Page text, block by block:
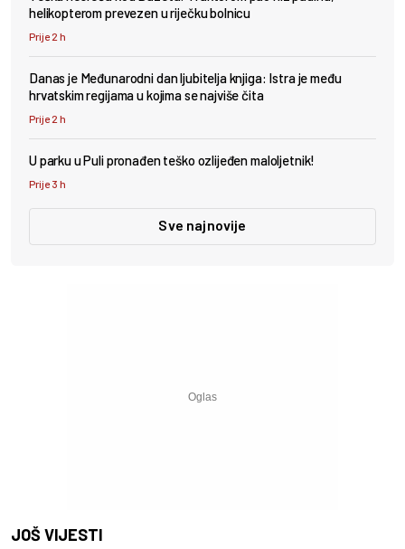
helikopterom prevezen u riječku bolnicu
Prije 2 h
Danas je Međunarodni dan ljubitelja knjiga: Istra je među
hrvatskim regijama u kojima se najviše čita
Prije 2 h
U parku u Puli pronađen teško ozlijeđen maloljetnik!
Prije 3 h
Sve najnovije
JOŠ VIJESTI